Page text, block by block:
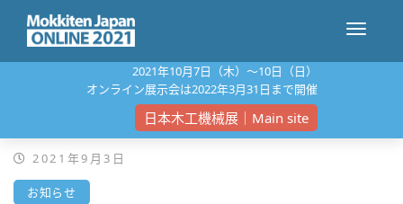
2021年10⽉7⽇（⽊）〜10⽇（⽇）
オンライン展⽰会は2022年3⽉31⽇まで開催
日本木工機械展｜Main site
2021年9月3日
お知らせ